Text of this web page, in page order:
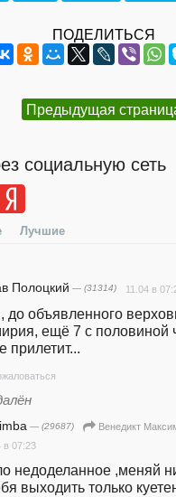
ПОДЕЛИТЬСЯ
Предыдущая
социальную сеть
Лучшие
Полоцкий — (31314) 11.04 в
до объявленного
ещё 7 с половиной
прилетит...
— (29687)
Венедикт
в 07:23
недоделанное ,меняй
выходить только